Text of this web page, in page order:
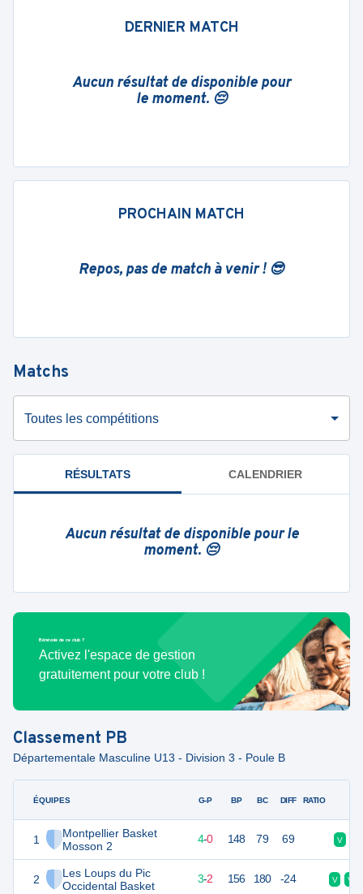
DERNIER MATCH
Aucun résultat de disponible pour
le moment. 😔
PROCHAIN MATCH
Repos, pas de match à venir ! 😎
Matchs
Toutes les compétitions
RÉSULTATS CALENDRIER
Aucun résultat de disponible pour le
moment. 😔
Bénévole de ce club ?
Activez l'espace de gestion
gratuitement pour votre club !
Classement PB
Départementale Masculine U13 - Division 3 - Poule B
ÉQUIPES
1
Montpellier Basket
Mosson 2
2
Les Loups du Pic
Occidental Basket
G-P BP BC DIFF RATIO
8 4-0 148 79 69 V
8 3-2 156 180 -24 V V